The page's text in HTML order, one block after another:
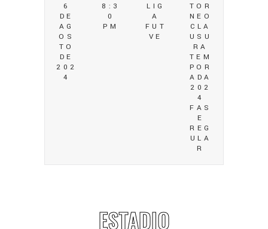
6
DE
AG
OS
TO
DE
202
4
8:3
0
PM
LIG
A
FUT
VE
TOR
NEO
CLA
USU
RA
TEM
POR
ADA
202
4
FAS
E
REG
ULA
R
ESTADIO